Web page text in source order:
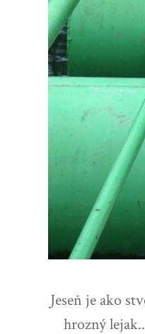
Jeseň je ako
hrozný